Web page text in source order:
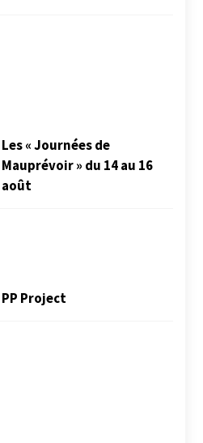
Les « Journées de
Mauprévoir » du 14 au 16
août
PP Project